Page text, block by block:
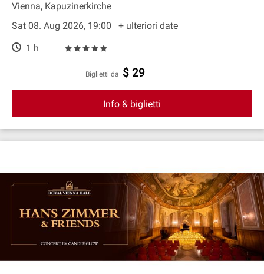
Vienna, Kapuzinerkirche
Sat 08. Aug 2026, 19:00
+ ulteriori date
1 h
Biglietti da $ 29
Info & biglietti